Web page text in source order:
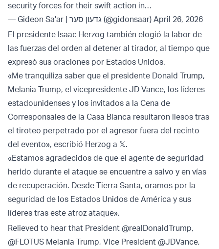
security forces for their swift action in…
— Gideon Sa'ar | גדעון סער (@gidonsaar) April 26, 2026
El presidente Isaac Herzog también elogió la labor de
las fuerzas del orden al detener al tirador, al tiempo que
expresó sus oraciones por Estados Unidos.
«Me tranquiliza saber que el presidente Donald Trump,
Melania Trump, el vicepresidente JD Vance, los líderes
estadounidenses y los invitados a la Cena de
Corresponsales de la Casa Blanca resultaron ilesos tras
el tiroteo perpetrado por el agresor fuera del recinto
del evento», escribió Herzog a 𝕏.
«Estamos agradecidos de que el agente de seguridad
herido durante el ataque se encuentre a salvo y en vías
de recuperación. Desde Tierra Santa, oramos por la
seguridad de los Estados Unidos de América y sus
líderes tras este atroz ataque».
Relieved to hear that President @realDonaldTrump,
@FLOTUS Melania Trump, Vice President @JDVance,